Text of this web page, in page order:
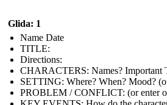
Glida: 1
Name Date
TITLE :
Directions:
CHARACTERS: Names? Important
SETTING: Where? When? Mood?
PROBLEM / CONFLICT: (or enter